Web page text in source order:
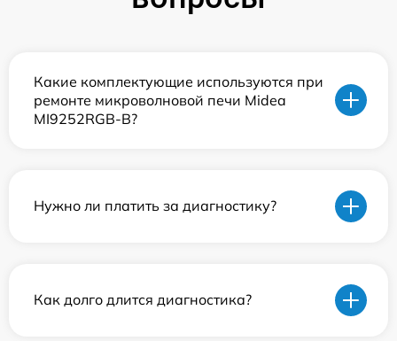
Какие комплектующие используются при
ремонте микроволновой печи Midea
MI9252RGB-B?
Нужно ли платить за диагностику?
Как долго длится диагностика?